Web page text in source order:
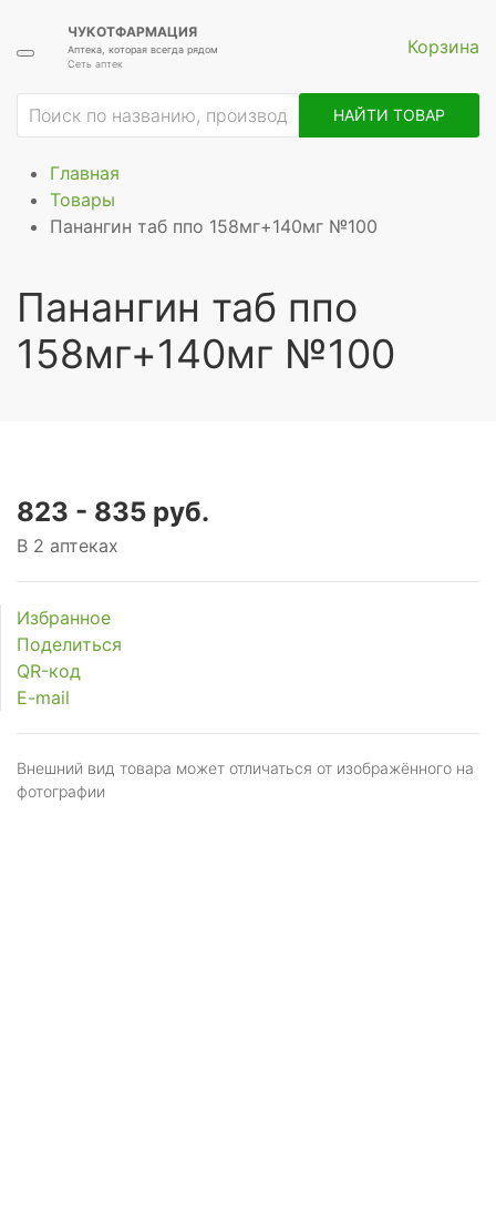
ЧУКОТФАРМАЦИЯ
Аптека, которая всегда рядом
Сеть аптек
Корзина
НАЙТИ ТОВАР
Главная
Товары
Панангин таб ппо 158мг+140мг №100
Панангин таб ппо
158мг+140мг №100
823 - 835 руб.
В 2 аптеках
Избранное
Поделиться
QR-код
E-mail
Внешний вид товара может отличаться от изображённого на
фотографии